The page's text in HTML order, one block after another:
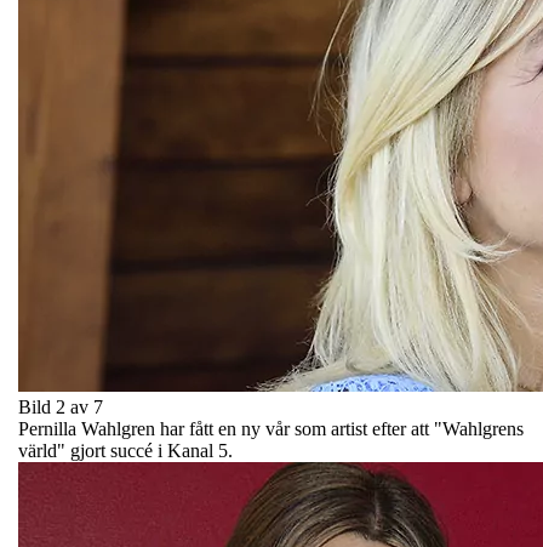
Bild 2 av 7
Pernilla Wahlgren har fått en ny vår som artist efter att "Wahlgrens
värld" gjort succé i Kanal 5.